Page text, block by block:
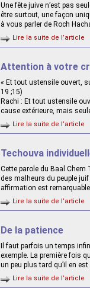
Une fête juive n’est pas
être surtout, une façon
à vous parler de Roch
Lire la suite de l’article
Attention à votre
« Et tout ustensile ouvert,
19 ;15)
Rachi : Et tout ustensile
cause extérieure, mais
Lire la suite de l’article
Techouva
Cette parole du Baal Chem
des malheurs du peuple
affirmation est
Lire la suite de l’article
De la patience
Il faut parfois un temps
exemple. La première fois
un peu plus tard qu’il en
Lire la suite de l’article